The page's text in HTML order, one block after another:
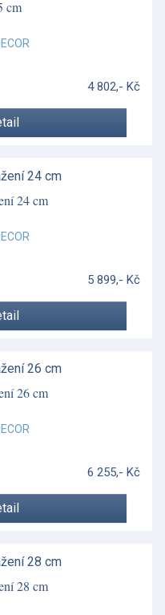
cm
4 802,- Kč
24 cm
5 899,- Kč
26 cm
6 255,- Kč
28 cm